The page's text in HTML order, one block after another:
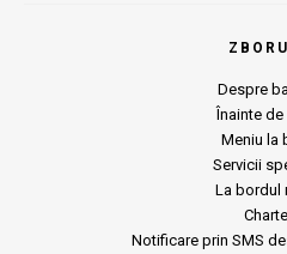
Despre
Înainte
Meniu la
Servicii
La bordul
Notificare prin SMS